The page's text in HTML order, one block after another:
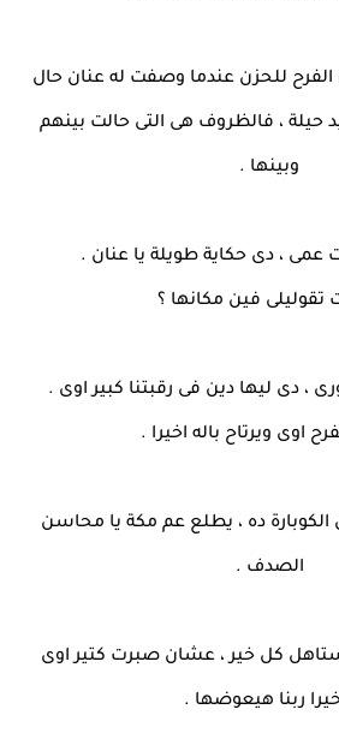
الفرح للحزن عندما وصفت له عنان حال
حيلة ، فالظروف هى التى حالت بينهم
وبينها .
عمى ، دى حكاية طويلة يا عنان .
تقوليلى فين مكانها ؟
دى ليها دين فى رقبتنا كبير اوى .
اوى ويرتاح باله اخيرا .
الكوبارة ده ، يطلع عم مكة يا محاسن
الصدف .
كل خير ، عشان صبرت كتير اوى
ربنا هيعوضها .